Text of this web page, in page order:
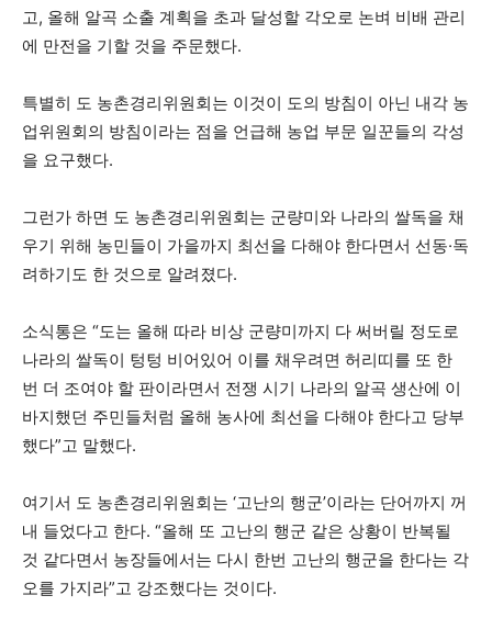
고, 올해 알곡 소출 계획을 초과 달성할 각오로 논벼 비배 관리
에 만전을 기할 것을 주문했다.
특별히 도 농촌경리위원회는 이것이 도의 방침이 아닌 내각 농
업위원회의 방침이라는 점을 언급해 농업 부문 일꾼들의 각성
을 요구했다.
그런가 하면 도 농촌경리위원회는 군량미와 나라의 쌀독을 채
우기 위해 농민들이 가을까지 최선을 다해야 한다면서 선동·독
려하기도 한 것으로 알려졌다.
소식통은 “도는 올해 따라 비상 군량미까지 다 써버릴 정도로
나라의 쌀독이 텅텅 비어있어 이를 채우려면 허리띠를 또 한
번 더 조여야 할 판이라면서 전쟁 시기 나라의 알곡 생산에 이
바지했던 주민들처럼 올해 농사에 최선을 다해야 한다고 당부
했다”고 말했다.
여기서 도 농촌경리위원회는 ‘고난의 행군’이라는 단어까지 꺼
내 들었다고 한다. “올해 또 고난의 행군 같은 상황이 반복될
것 같다면서 농장들에서는 다시 한번 고난의 행군을 한다는 각
오를 가지라”고 강조했다는 것이다.